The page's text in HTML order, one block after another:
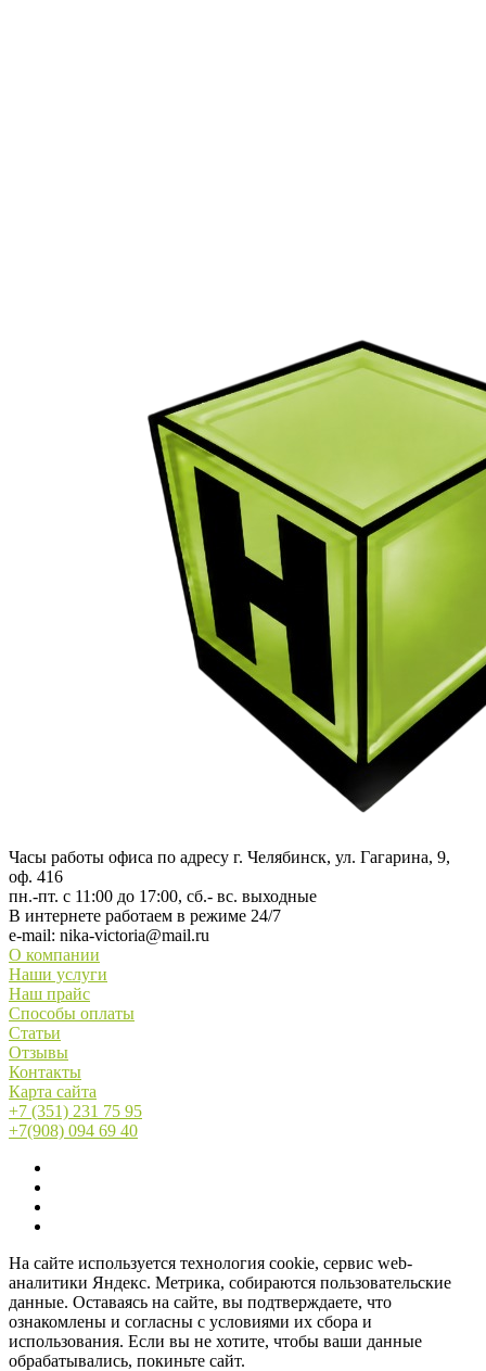
Часы работы офиса по адресу г. Челябинск, ул. Гагарина, 9,
оф. 416
пн.-пт. с 11:00 до 17:00, сб.- вс. выходные
В интернете работаем в режиме 24/7
e-mail: nika-victoria@mail.ru
О компании
Наши услуги
Наш прайс
Способы оплаты
Статьи
Отзывы
Контакты
Карта сайта
+7 (351) 231 75 95
+7(908) 094 69 40
На сайте используется технология cookie, сервис web-
аналитики Яндекс. Метрика, собираются пользовательские
данные. Оставаясь на сайте, вы подтверждаете, что
ознакомлены и согласны с условиями их сбора и
использования. Если вы не хотите, чтобы ваши данные
обрабатывались, покиньте сайт.